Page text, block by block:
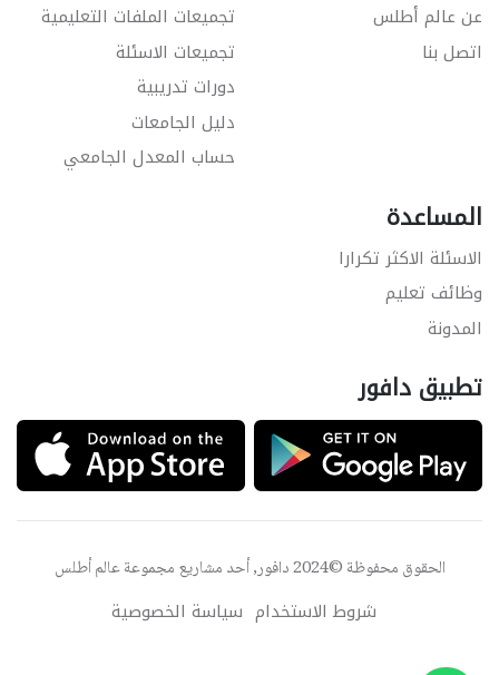
عن عالم أطلس
اتصل بنا
تجميعات الملفات التعليمية
تجميعات الاسئلة
دورات تدريبية
دليل الجامعات
حساب المعدل الجامعي
المساعدة
الاسئلة الاكثر تكرارا
وظائف تعليم
المدونة
تطبيق دافور
الحقوق محفوظة ©2024 دافور, أحد مشاريع مجموعة عالم أطلس
شروط الاستخدام سياسة الخصوصية